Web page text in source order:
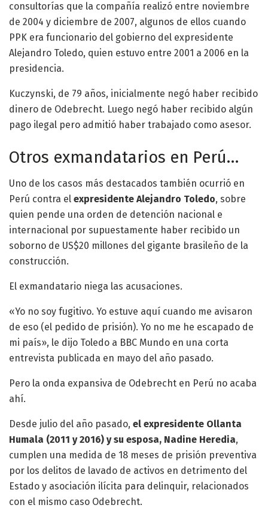
consultorías que la compañía realizó entre noviembre
de 2004 y diciembre de 2007, algunos de ellos cuando
PPK era funcionario del gobierno del expresidente
Alejandro Toledo, quien estuvo entre 2001 a 2006 en la
presidencia.
Kuczynski, de 79 años, inicialmente negó haber recibido
dinero de Odebrecht. Luego negó haber recibido algún
pago ilegal pero admitió haber trabajado como asesor.
Otros exmandatarios en Perú…
Uno de los casos más destacados también ocurrió en
Perú contra el expresidente Alejandro Toledo, sobre
quien pende una orden de detención nacional e
internacional por supuestamente haber recibido un
soborno de US$20 millones del gigante brasileño de la
construcción.
El exmandatario niega las acusaciones.
«Yo no soy fugitivo. Yo estuve aquí cuando me avisaron
de eso (el pedido de prisión). Yo no me he escapado de
mi país», le dijo Toledo a BBC Mundo en una corta
entrevista publicada en mayo del año pasado.
Pero la onda expansiva de Odebrecht en Perú no acaba
ahí.
Desde julio del año pasado, el expresidente Ollanta
Humala (2011 y 2016) y su esposa, Nadine Heredia,
cumplen una medida de 18 meses de prisión preventiva
por los delitos de lavado de activos en detrimento del
Estado y asociación ilícita para delinquir, relacionados
con el mismo caso Odebrecht.